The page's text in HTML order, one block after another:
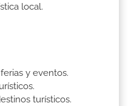
local.
y eventos.
turísticos.